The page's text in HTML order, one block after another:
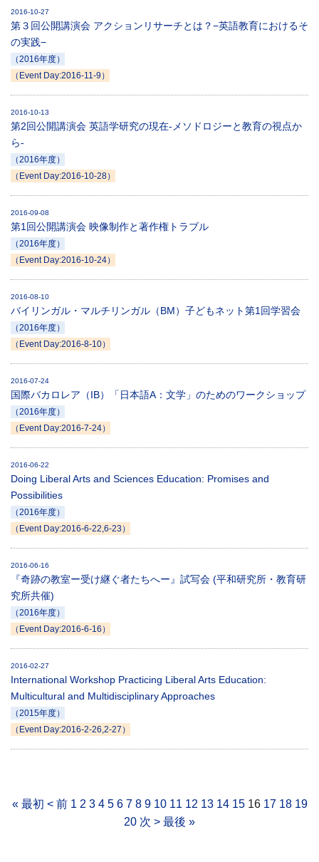
2016-10-27
第３回公開講演会 アクションリサーチとは？−英語教育におけるそ
の実践−
（2016年度）
（Event Day:2016-11-9）
2016-10-13
第2回公開講演会 英語学研究の現在-メソドロジーと教育の視点か
ら-
（2016年度）
（Event Day:2016-10-28）
2016-09-08
第1回公開講演会 映像制作と著作権トラブル
（2016年度）
（Event Day:2016-10-24）
2016-08-10
バイリンガル・マルチリンガル（BM）子どもネット第1回学習会
（2016年度）
（Event Day:2016-8-10）
2016-07-24
国際バカロレア（IB）「日本語A：文学」のためのワークショップ
（2016年度）
（Event Day:2016-7-24）
2016-06-22
Doing Liberal Arts and Sciences Education: Promises and
Possibilities
（2016年度）
（Event Day:2016-6-22,6-23）
2016-06-16
『奇跡の教室ー受け継ぐ者たちへー』試写会 (平和研究所・教育研
究所共催)
（2016年度）
（Event Day:2016-6-16）
2016-02-27
International Workshop Practicing Liberal Arts Education:
Multicultural and Multidisciplinary Approaches
（2015年度）
（Event Day:2016-2-26,2-27）
« 最初 < 前 1 2 3 4 5 6 7 8 9 10 11 12 13 14 1516 17 18 19
20 次 > 最後 »